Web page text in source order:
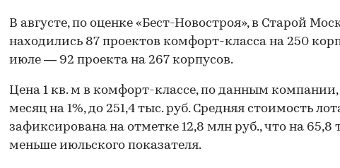
В августе, по оценке «Бест-Новостроя», в Старой
находились 87 проектов комфорт-класса на 250
июле — 92 проекта на 267 корпусов.
Цена 1 кв. м в комфорт-классе, по данным компании,
месяц на 1%, до 251,4 тыс. руб. Средняя стоимость
зафиксирована на отметке 12,8 млн руб., что на 65,8
меньше июльского показателя.